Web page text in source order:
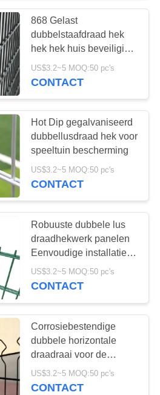
103
de
staal gaas
76
868 Gelast
dubbelstaafdraad hek
hek hek huis beveiliging
decoratief
US$3.2~5 MOQ:50 pc's
CONTACT
Hot Dip gegalvaniseerd
dubbellusdraad hek voor
speeltuin bescherming
US$3.2~5 MOQ:50 pc's
CONTACT
Robuuste dubbele lus
draadhekwerk panelen
Eenvoudige installatie
Lange levensduur
US$3.2~5 MOQ:50 pc's
CONTACT
Corrosiebestendige
dubbele horizontale
draadraai voor de
bescherming van een
schilderachtig pad
US$3.2~5 MOQ:50 pc's
CONTACT